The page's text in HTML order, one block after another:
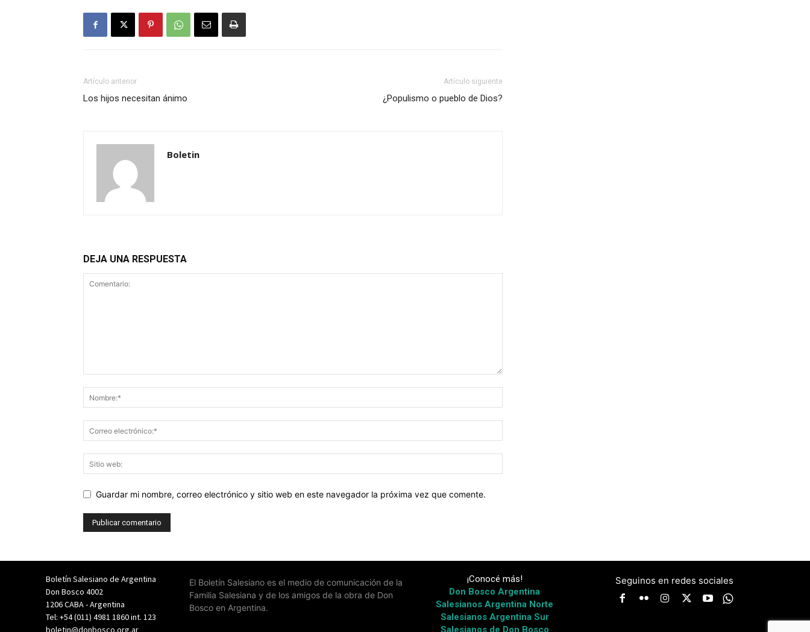
Artículo anterior
Los hijos necesitan ánimo
Artículo siguiente
¿Populismo o pueblo de Dios?
Boletin
DEJA UNA RESPUESTA
Guardar mi nombre, correo electrónico y sitio web en este navegador la próxima vez que comente.
Boletín Salesiano de Argentina
Don Bosco 4002
1206 CABA - Argentina
Tel: +54 (011) 4981 1860 int. 123
boletin@donbosco.org.ar
El Boletín Salesiano es el medio de comunicación de la
Familia Salesiana y de los amigos de la obra de Don
Bosco en Argentina.
¡Conocé más!
Don Bosco Argentina
Salesianos Argentina Norte
Salesianos Argentina Sur
Salesianos de Don Bosco
Seguinos en redes sociales